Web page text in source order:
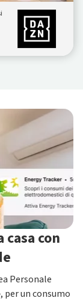
con
Personale
, per un consumo